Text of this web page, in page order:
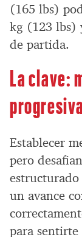
(165 lbs)
kg (123 lbs)
de partida.
La clave:
Establecer
pero
un avance
para